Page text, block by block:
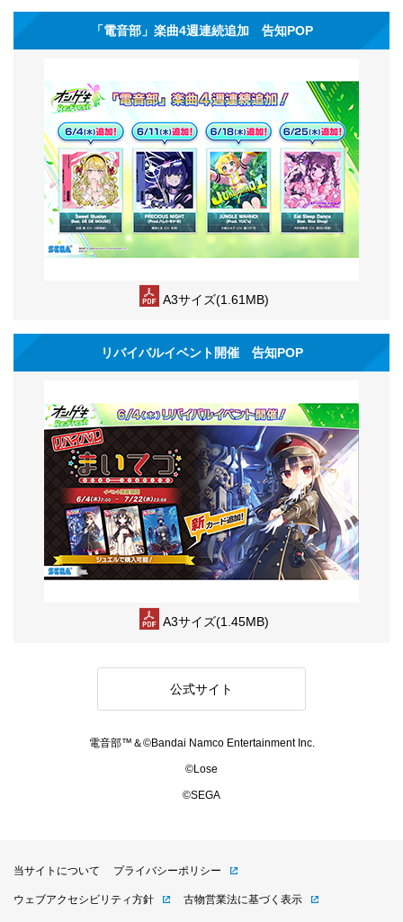
「電音部」楽曲4週連続追加 告知POP
A3サイズ(1.61MB)
リバイバルイベント開催 告知POP
A3サイズ(1.45MB)
公式サイト
電音部™＆©Bandai Namco Entertainment Inc.
©Lose
©SEGA
当サイトについて プライバシーポリシー
ウェブアクセシビリティ方針 古物営業法に基づく表示